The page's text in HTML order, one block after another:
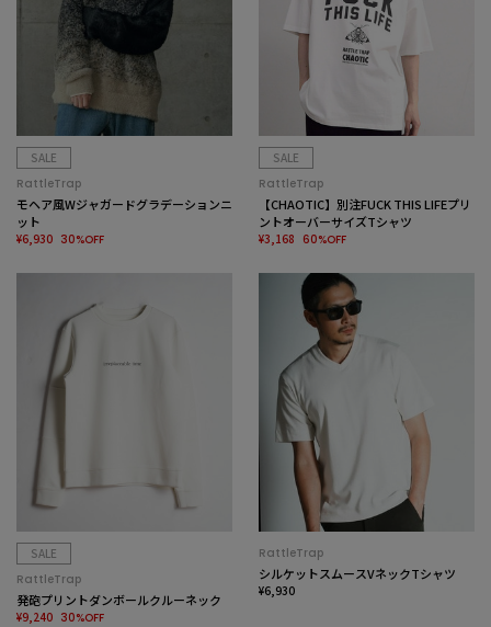
SALE
RattleTrap
モヘア風Wジャガードグラデーションニ
ット
¥6,930 30%OFF
SALE
RattleTrap
【CHAOTIC】別注FUCK THIS LIFEプリ
ントオーバーサイズTシャツ
¥3,168 60%OFF
SALE
RattleTrap
発砲プリントダンボールクルーネック
¥9,240 30%OFF
RattleTrap
シルケットスムースVネックTシャツ
¥6,930